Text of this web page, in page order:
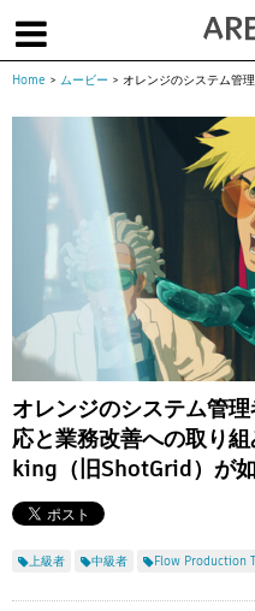
About us フォーラム
コラム
Columns
チ
ムービー
Movies
注目のキーワード
インディー版
3DCGとは
ゲーム開発
建築・製造
アニメ
教育機関・学生
Flow Production Tracking（旧ShotGrid）
Home > ムービー > オレンジのシステム管
オレンジのシステム管
応と業務改善への取り
king（旧ShotGrid）が
上級者 中級者 Flow Production